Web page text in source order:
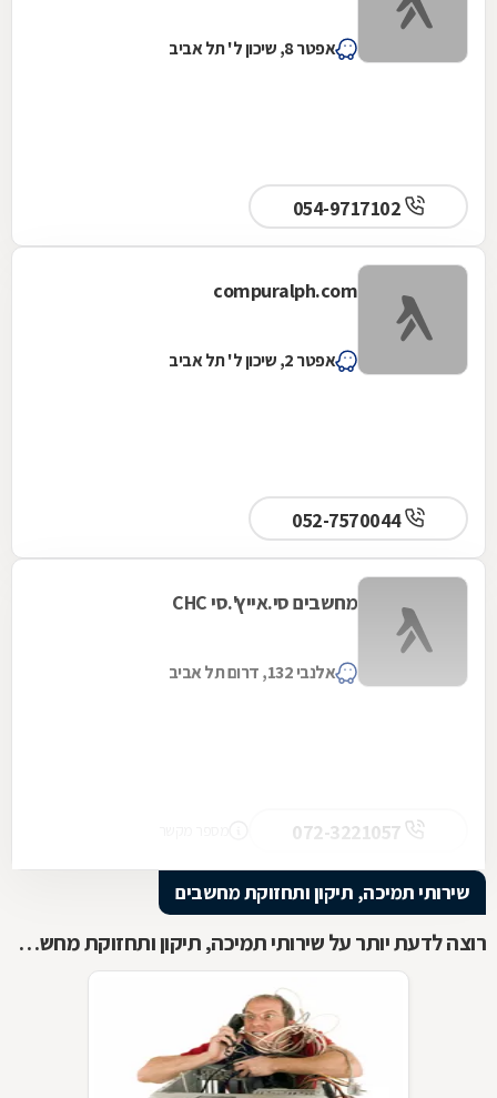
אפטר 8, שיכון ל' תל אביב
compuralph.com
אפטר 2, שיכון ל' תל אביב
052-7570044
מחשבים סי.אייץ'.סי CHC
אלנבי 132, דרום תל אביב
שירותי תמיכה, תיקון ותחזוקת מחשבים
רוצה לדעת יותר על שירותי תמיכה, תיקון ותחזוקת מחשבים ?